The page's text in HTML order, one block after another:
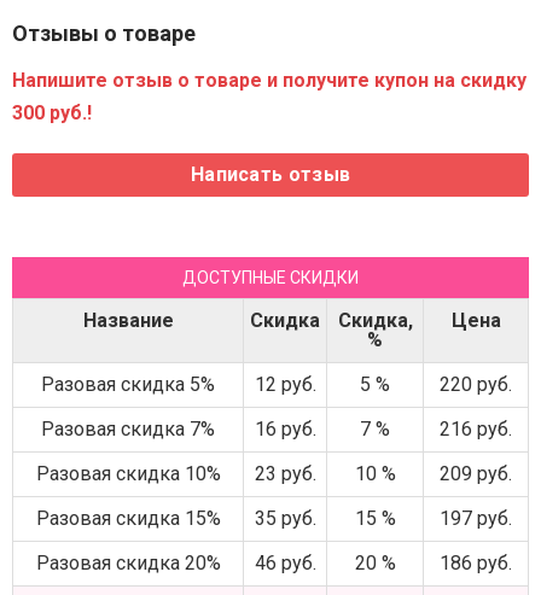
Отзывы о товаре
Напишите отзыв о товаре и получите купон на скидку
300 руб.!
ДОСТУПНЫЕ СКИДКИ
Название Скидка
Скидка,
%
Цена
Разовая скидка 5% 12 руб. 5 %
220 руб.
Разовая скидка 7%
16 руб. 7 %
216 руб.
Разовая скидка 10%
23 руб. 10 %
209 руб.
Разовая скидка 15%
35 руб. 15 %
197 руб.
Разовая скидка 20%
46 руб. 20 %
186 руб.